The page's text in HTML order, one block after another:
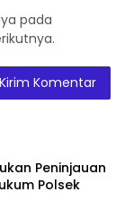
pada
Peninjauan
Polsek